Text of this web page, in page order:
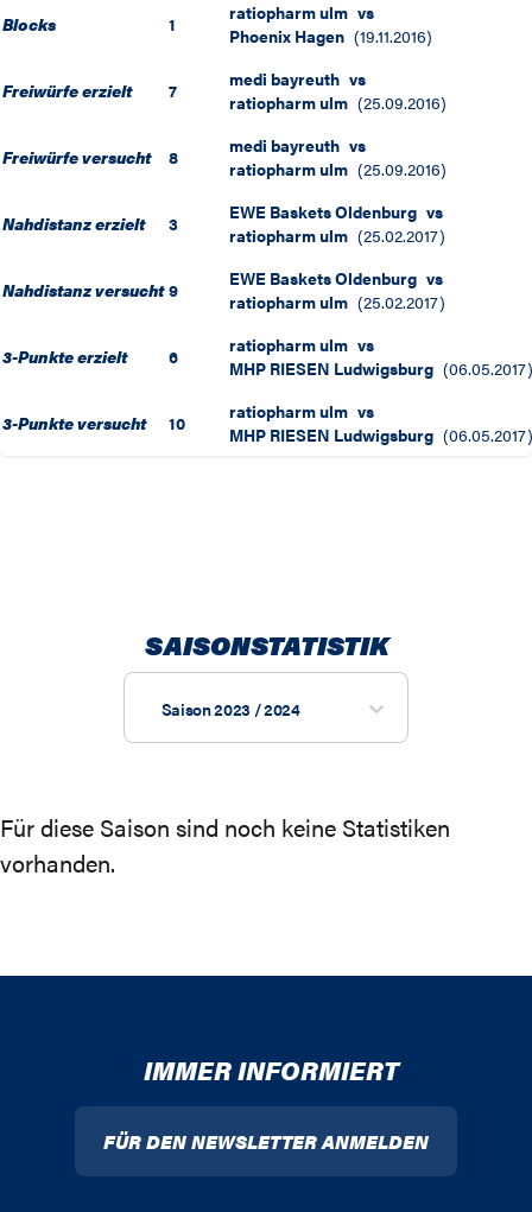
Blocks 1 ratiopharm ulm vs
Phoenix Hagen (19.11.2016)
Freiwürfe erzielt 7 medi bayreuth vs
ratiopharm ulm (25.09.2016)
Freiwürfe versucht 8 medi bayreuth vs
ratiopharm ulm (25.09.2016)
Nahdistanz erzielt 3 EWE Baskets Oldenburg vs
ratiopharm ulm (25.02.2017)
Nahdistanz versucht 9 EWE Baskets Oldenburg vs
ratiopharm ulm (25.02.2017)
3-Punkte erzielt 6 ratiopharm ulm vs
MHP RIESEN Ludwigsburg (06.05.2017)
3-Punkte versucht 10 ratiopharm ulm vs
MHP RIESEN Ludwigsburg (06.05.2017)
SAISONSTATISTIK
Saison 2023 / 2024
Für diese Saison sind noch keine Statistiken
vorhanden.
IMMER INFORMIERT
FÜR DEN NEWSLETTER ANMELDEN